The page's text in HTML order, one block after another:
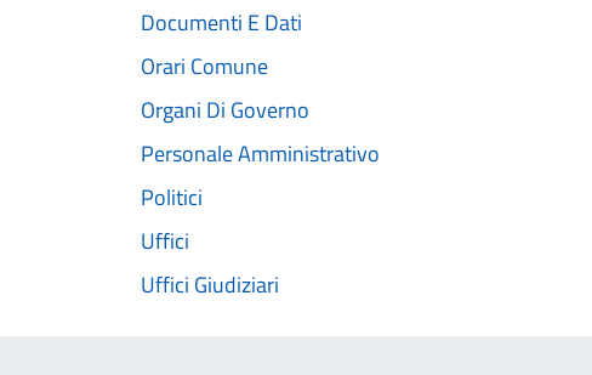
Documenti E Dati
Orari Comune
Organi Di Governo
Personale Amministrativo
Politici
Uffici
Uffici Giudiziari